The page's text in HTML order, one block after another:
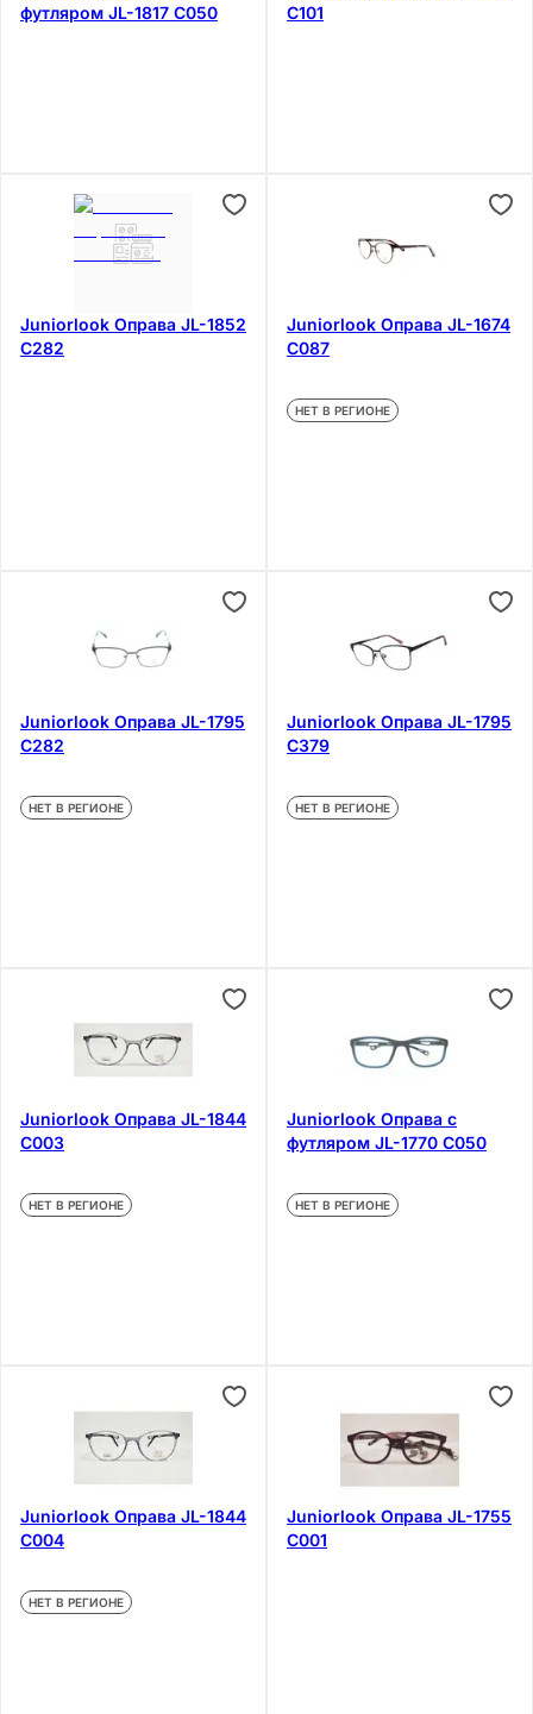
футляром JL-1817 C050
C101
Juniorlook Оправа JL-1852
C282
Juniorlook Оправа JL-1674
C087
НЕТ В РЕГИОНЕ
Juniorlook Оправа JL-1795
C282
НЕТ В РЕГИОНЕ
Juniorlook Оправа JL-1795
C379
НЕТ В РЕГИОНЕ
Juniorlook Оправа JL-1844
C003
НЕТ В РЕГИОНЕ
Juniorlook Оправа с
футляром JL-1770 C050
НЕТ В РЕГИОНЕ
Juniorlook Оправа JL-1844
C004
НЕТ В РЕГИОНЕ
Juniorlook Оправа JL-1755
C001